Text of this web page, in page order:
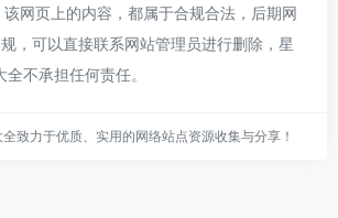
网页上的内容，都属于合规合法，后期网
，可以直接联系网站管理员进行删除，星
不承担任何责任。
致力于优质、实用的网络站点资源收集与分享！